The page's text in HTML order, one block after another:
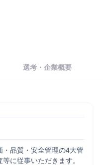
選考・企業概要
品質・安全管理の4大管
に従事いただきます。